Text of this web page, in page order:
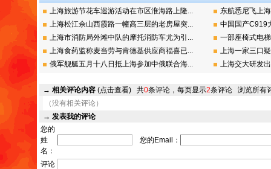
上海旅游节花车巡游活动在市区淮海路上隆...
东航悉尼飞上
上海松江佘山西霞路一幢高三层的老房屋突...
中国国产C919
上海市消防局外滩中队的摩托消防车尤为引...
一部座椅式电
上海食药监称麦当劳与肯德基供应商福喜已...
上海一家三口
俄军舰艇五月十八日抵上海参加中俄联合海...
上海交大研发
→ 相关评论内容 (点击查看) 共0条评论，每页显示2条评论 浏览所有
（没有相关评论）
→ 发表我的评论
您的
姓
名：
您的Email：
评论